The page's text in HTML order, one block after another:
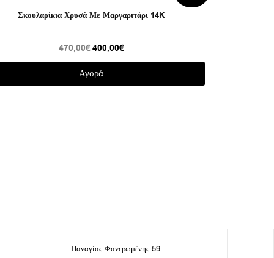
Σκουλαρίκια Χρυσά Με Μαργαριτάρι 14K
470,00€
was:
470,00€.
400,00€
τιμή
είναι:
Αγορά
Παναγίας Φανερωμένης 59